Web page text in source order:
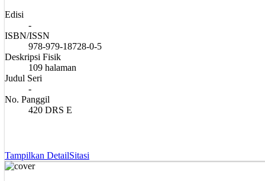
Edisi
-
ISBN/ISSN
978-979-18728-0-5
Deskripsi Fisik
109 halaman
Judul Seri
-
No. Panggil
420 DRS E
Tampilkan DetailSitasi